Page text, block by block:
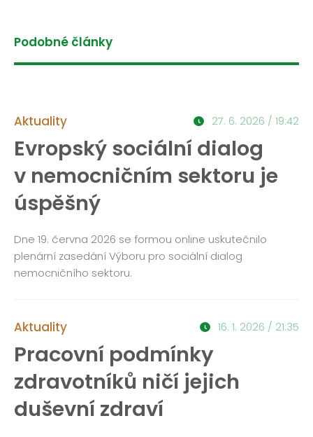
Podobné články
Aktuality 27. 6. 2026 / 19:42
Evropský sociální dialog
v nemocničním sektoru je
úspěšný
Dne 19. června 2026 se formou online uskutečnilo
plenární zasedání Výboru pro sociální dialog
nemocničního sektoru.
Aktuality 16. 1. 2026 / 21:35
Pracovní podmínky
zdravotníků ničí jejich
duševní zdraví